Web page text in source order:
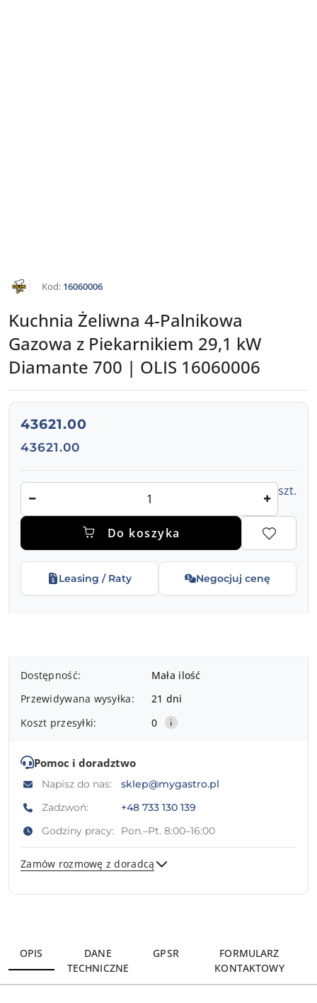
NAZWA
PRODUCENTA:
Kod: 16060006
Kuchnia Żeliwna 4-Palnikowa
Gazowa z Piekarnikiem 29,1 kW
Diamante 700 | OLIS 16060006
Kuchnia żeliwna, 4 palniki gazowa z piekarnikiem
cena:
43621.00
Cena:
43621.00
szt.
Do koszyka
Leasing / Raty Negocjuj cenę
Dostępność
dostawa
Dostępność:
Mała ilość
Przewidywana wysyłka:
21 dni
Koszt przesyłki:
0
Pomoc i doradztwo
Napisz do nas:
sklep@mygastro.pl
Zadzwoń:
+48 733 130 139
Godziny pracy:
Pon.–Pt. 8:00–16:00
Zamów rozmowę z doradcą
OPIS
DANE
TECHNICZNE
GPSR
FORMULARZ
KONTAKTOWY